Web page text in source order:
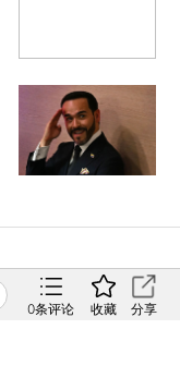
0条评论 收藏 分享